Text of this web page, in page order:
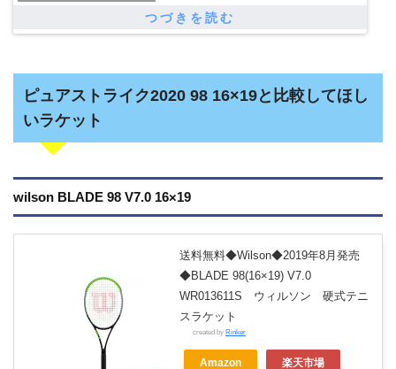
ピュアストライク2020 98 16×19と比較してほし
いラケット
wilson BLADE 98 V7.0 16×19
送料無料◆Wilson◆2019年8月発売
◆BLADE 98(16×19) V7.0
WR013611S ウィルソン 硬式テニ
スラケット
created by Rinker
Amazon 楽天市場